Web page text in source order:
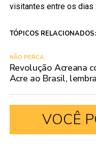
visitantes entre os dias
TÓPICOS RELACIONADOS:
NÃO PERCA
Revolução Acreana
Acre ao Brasil,
VOCÊ